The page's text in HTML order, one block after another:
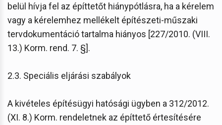
belül hívja fel az építtetőt hiánypótlásra, ha a kérelem
vagy a kérelemhez mellékelt építészeti-műszaki
tervdokumentáció tartalma hiányos [227/2010. (VIII.
13.) Korm. rend. 7. §].
2.3. Speciális eljárási szabályok
A kivételes építésügyi hatósági ügyben a 312/2012.
(XI. 8.) Korm. rendeletnek az építtető értesítésére